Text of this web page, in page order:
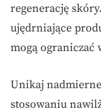
regenerację
ujędrniające
mogą ograniczać
Unikaj
stosowaniu